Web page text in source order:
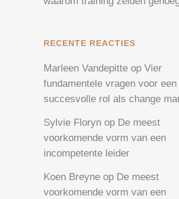
RECENTE REACTIES
Marleen Vandepitte op Vier
fundamentele vragen voor een
succesvolle rol als change
Sylvie Floryn op De meest
voorkomende vorm van een
incompetente leider
Koen Breyne op De meest
voorkomende vorm van een